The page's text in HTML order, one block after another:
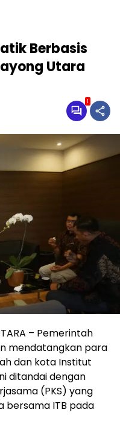
Berbasis
Utara
1
– Pemerintah
mendatangkan para
dan kota Institut
ditandai dengan
(PKS) yang
bersama ITB pada